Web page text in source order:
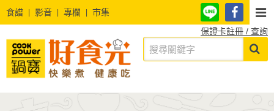
食譜 影音 專欄
市集
保證卡註冊 / 查詢